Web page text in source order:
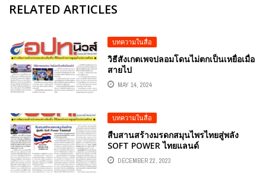
RELATED ARTICLES
บทความในสื่อ
วิธีสังเกตเพจปลอมโดนไม่ตกเป็นเหยื่อเมื่อ
สายไป
MAY 14, 2024
บทความในสื่อ
สืบสานสร้างมรดกสมุนไพรไทยสู่พลัง
SOFT POWER ไทยแลนด์
DECEMBER 22, 2023